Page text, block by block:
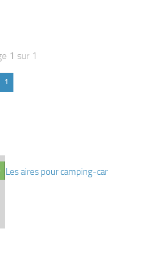
1 sur 1
1
Les aires pour camping-car